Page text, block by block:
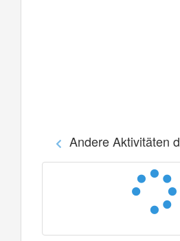
Andere Aktivitäten